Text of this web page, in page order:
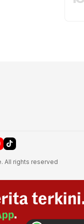
All rights reserved